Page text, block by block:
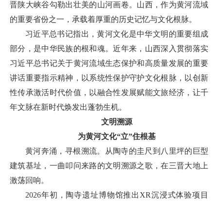
晋陕大峡谷勾勒出壮美的山河画卷。山西，作为黄河流域
的重要省份之一，承载着厚重的历史记忆与文化根脉。
习近平总书记指出，黄河文化是中华文明的重要组成
部分，是中华民族的根和魂。近年来，山西深入贯彻落实
习近平总书记关于黄河流域生态保护和高质量发展的重要
讲话重要指示精神，以系统性保护守护文化根脉，以创新
性传承激活时代价值，以融合性发展赋能文旅经济，让千
年文脉在新时代焕发出蓬勃生机。
文明溯源
为黄河文化“立”住根基
黄河奔涌，寻根溯流。从陶寺的圭尺到八里坪的巨型
建筑基址，一曲叩问来路的文明溯源之歌，在三晋大地上
激荡回响。
2026年初，陶寺遗址博物馆推出XR沉浸式体验项目